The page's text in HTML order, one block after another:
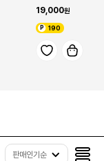
19,000
190
판매인기순